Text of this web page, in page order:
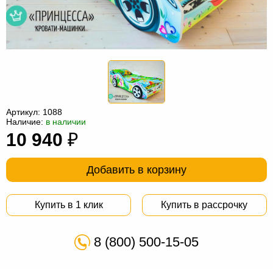
мебель
Столы
Мебель
мешки
Мебель
из
Садовая
Артикул: 1088
Наличие: в наличии
10 940 ₽
Добавить в корзину
Купить в 1 клик Купить в рассрочку
8 (800) 500-15-05